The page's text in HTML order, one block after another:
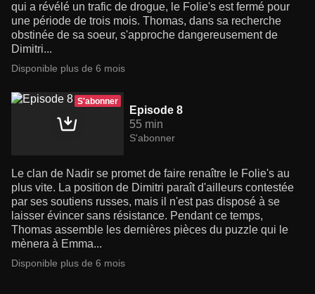
qui a révélé un trafic de drogue, le Folie's est fermé pour
une période de trois mois. Thomas, dans sa recherche
obstinée de sa soeur, s'approche dangereusement de
Dimitri...
Disponible plus de 6 mois
S'abonner
Episode 8
55 min
S'abonner
Le clan de Nadir se promet de faire renaître le Folie's au
plus vite. La position de Dimitri paraît d'ailleurs contestée
par ses soutiens russes, mais il n'est pas disposé à se
laisser évincer sans résistance. Pendant ce temps,
Thomas assemble les dernières pièces du puzzle qui le
mènera à Emma...
Disponible plus de 6 mois